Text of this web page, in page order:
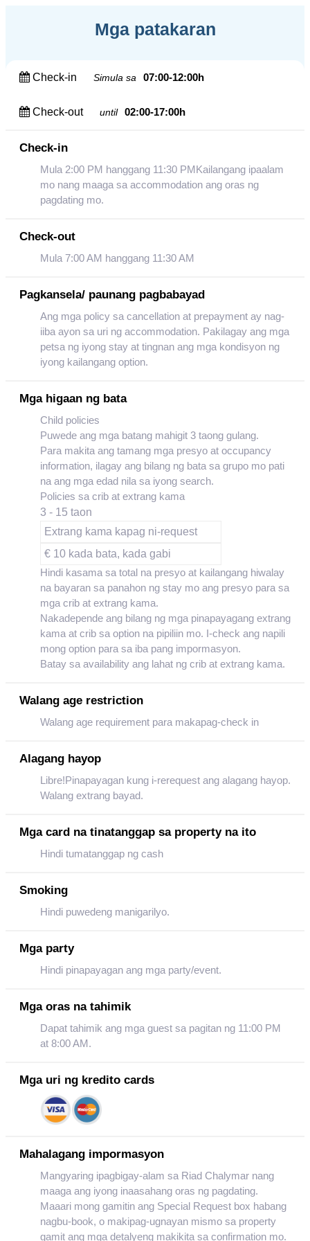
Mga patakaran
Check-in Simula sa 07:00-12:00h
Check-out until 02:00-17:00h
Check-in
Mula 2:00 PM hanggang 11:30 PMKailangang ipaalam
mo nang maaga sa accommodation ang oras ng
pagdating mo.
Check-out
Mula 7:00 AM hanggang 11:30 AM
Pagkansela/ paunang pagbabayad
Ang mga policy sa cancellation at prepayment ay nag-
iiba ayon sa uri ng accommodation. Pakilagay ang mga
petsa ng iyong stay at tingnan ang mga kondisyon ng
iyong kailangang option.
Mga higaan ng bata
Child policies
Puwede ang mga batang mahigit 3 taong gulang.
Para makita ang tamang mga presyo at occupancy
information, ilagay ang bilang ng bata sa grupo mo pati
na ang mga edad nila sa iyong search.
Policies sa crib at extrang kama
3 - 15 taon
Extrang kama kapag ni-request
€ 10 kada bata, kada gabi
Hindi kasama sa total na presyo at kailangang hiwalay
na bayaran sa panahon ng stay mo ang presyo para sa
mga crib at extrang kama.
Nakadepende ang bilang ng mga pinapayagang extrang
kama at crib sa option na pipiliin mo. I-check ang napili
mong option para sa iba pang impormasyon.
Batay sa availability ang lahat ng crib at extrang kama.
Walang age restriction
Walang age requirement para makapag-check in
Alagang hayop
Libre!Pinapayagan kung i-rerequest ang alagang hayop.
Walang extrang bayad.
Mga card na tinatanggap sa property na ito
Hindi tumatanggap ng cash
Smoking
Hindi puwedeng manigarilyo.
Mga party
Hindi pinapayagan ang mga party/event.
Mga oras na tahimik
Dapat tahimik ang mga guest sa pagitan ng 11:00 PM
at 8:00 AM.
Mga uri ng kredito cards
Mahalagang impormasyon
Mangyaring ipagbigay-alam sa Riad Chalymar nang
maaga ang iyong inaasahang oras ng pagdating.
Maaari mong gamitin ang Special Request box habang
nagbu-book, o makipag-ugnayan mismo sa property
gamit ang mga detalyeng makikita sa confirmation mo.